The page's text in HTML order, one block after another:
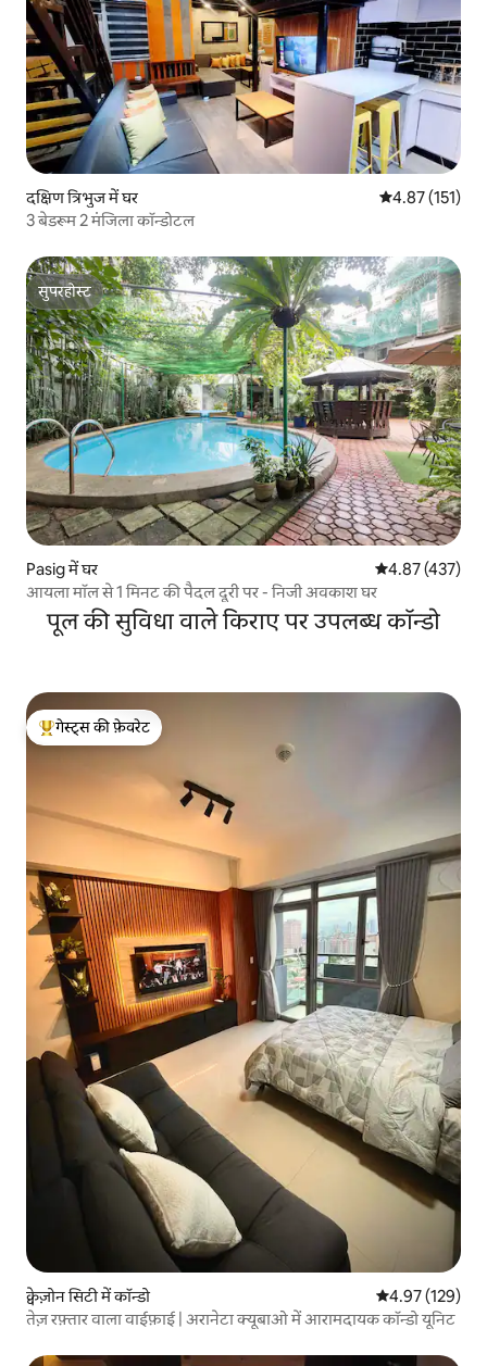
दक्षिण त्रिभुज में घर औसत रेटिंग 5 में से
4.87 (151)
3 बेडरूम 2 मंजिला कॉन्डोटल
सुपरहोस्ट
सुपरहोस्ट
Pasig में घर औसत रेटिंग 5 में से
4.87 (437)
आयला मॉल से 1 मिनट की पैदल दूरी पर - निजी अवकाश घर
पूल की सुविधा वाले किराए पर उपलब्ध कॉन्डो
गेस्ट्स का टॉप फ़ेवरेट
गेस्ट्स की फ़ेवरेट
क्वेज़ोन सिटी में कॉन्डो औसत रेटिंग 5 में से
4.97 (129)
तेज़ रफ़्तार वाला वाईफ़ाई | अरानेटा क्यूबाओ में आरामदायक कॉन्डो यूनिट